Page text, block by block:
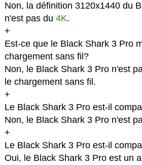
Non, la définition 3120x1440 du
n'est pas du 4K.
+
Est-ce que le Black Shark 3 Pro
chargement sans fil?
Non, le Black Shark 3 Pro n'est
le chargement sans fil.
+
Le Black Shark 3 Pro est-il
Non, le Black Shark 3 Pro n'est
+
Le Black Shark 3 Pro est-il
Oui, le Black Shark 3 Pro est un